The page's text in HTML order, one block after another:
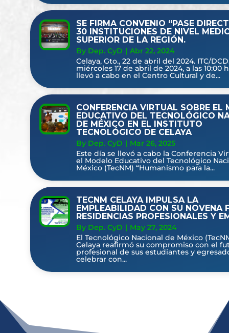
SE FIRMA CONVENIO “PASE
30 INSTITUCIONES DE NIVEL
SUPERIOR DE LA REGIÓN.
By Dep. CyD | Abr 22, 2024
Celaya, Gto., 22 de abril del 2024. ITC/
miércoles 17 de abril de 2024, a las 10:00
llevó a cabo en el Centro Cultural y de...
CONFERENCIA VIRTUAL SOBRE EL
EDUCATIVO DEL TECNOLÓGICO
DE MÉXICO EN EL INSTITUTO
TECNOLÓGICO DE CELAYA
By Dep. CyD | Mar 26, 2025
Este día se llevó a cabo la Conferencia
el Modelo Educativo del Tecnológico
México (TecNM) “Humanismo para la...
TECNM CELAYA IMPULSA LA
EMPLEABILIDAD CON SU NOVENA
RESIDENCIAS PROFESIONALES Y
By Dep. CyD | May 27, 2024
El Tecnológico Nacional de México
Celaya reafirmó su compromiso con el
profesional de sus estudiantes y
celebrar con...